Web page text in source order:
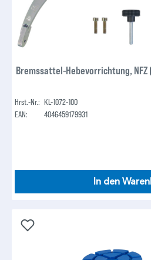
Bremssattel-Hebevorrichtung, NFZ
Hrst.-Nr.: KL-1072-100
EAN:
4046459179931
In den